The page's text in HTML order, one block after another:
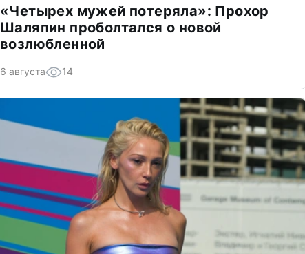
«Четырех мужей потеряла»: Прохор
Шаляпин проболтался о новой
возлюбленной
6 августа 14